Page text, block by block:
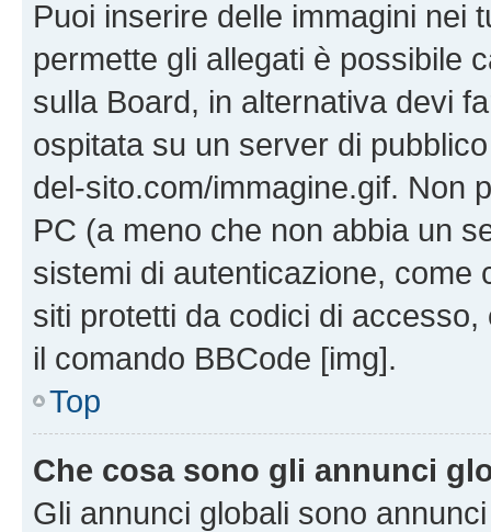
Puoi inserire delle immagini nei
permette gli allegati è possibile
sulla Board, in alternativa devi
ospitata su un server di
del-sito.com/immagine.gif. Non
PC (a meno che non abbia un
sistemi di autenticazione, come
siti protetti da codici di
il comando BBCode [img].
Top
Che cosa sono gli annunci
Gli annunci globali sono